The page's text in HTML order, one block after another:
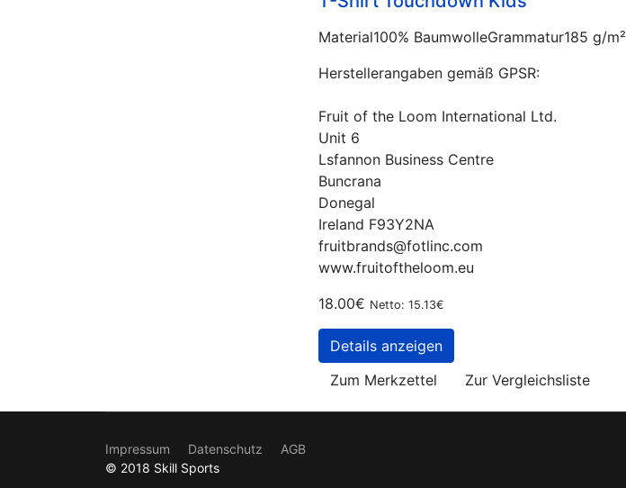
Material100% BaumwolleGrammatur185 g/m²
Herstellerangaben gemäß GPSR:
Fruit of the Loom International Ltd.
Unit 6
Lsfannon Business Centre
Buncrana
Donegal
Ireland F93Y2NA
fruitbrands@fotlinc.com
www.fruitoftheloom.eu
18.00€ Netto: 15.13€
Details anzeigen
Zum Merkzettel
Zur Vergleichsliste
Impressum Datenschutz
AGB
© 2018 Skill Sports